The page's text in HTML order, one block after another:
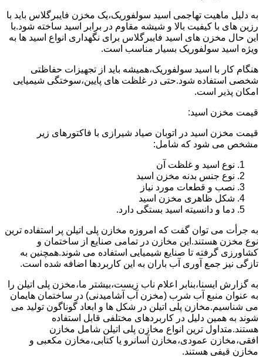
به دلیل ماهیت تهاجمی اسید سولفوریک،یک مخزن فایبرگلاس باید با
رزین های با کیفیت بالا و شیشه مقاوم در برابر اسید ساخته شود.با
این حال مخزن های اسید فایبرگلاس برای نگهداری انواع اسید ها به
ویژه اسید سولفوریک بسیار مناسب است.
هنگام کار با اسید سولفوریک،همیشه باید از تجهیزات حفاظتی
شخصی استفاده شود.حتی در غلظت های پایین،سوختگی شیمیایی
امکان پذیر است.
قیمت مخزن اسید:
قیمت مخزن اسید در اتوبان صیاد شیرازی با فاکتورهای زیر
مشخص می شود که شامل:
نوع اسید و غلظت آن
نوع جنس بدنه مخزن اسید
نصب و قطعات مورد نیاز
شکل ظاهری مخزن اسید
دما و دانسیته اسید بستگی دارد.
به جرأت می توان گفت که امروزه مخازن پلی اتیلن پر استفاده ترین
نوع مخزن هستند.این مخازن در تمامی صنایع از ساختمان و
کشاورزی گرفته تا صنایع شیمیایی استفاده می شوند.همچنین به
تازگی نیز جمع آوری آب باران به این کاربردها اضافه شده است.
به گزارش ایسنا،بنابر اعلام ناب زیست،بیشتر ما،مخزن پلی اتیلن را
به عنوان منبع آب شرب (مخزن آب آشامیدنی) در ساختمان هایمان
می شناسیم.مخازن پلی اتیلن در شکل ها و ابعاد گوناگون تولید می
شوند به همین دلیل در کاربردهای مختلفی قابل استفاده
هستند.متداول ترین انواع مخازن پلی اتیلن شامل مخازن
افقی،مخازن عمودی،مخازن آسانرو یا کتابی،مخازن مکعبی و
مخازن قیفی هستند.